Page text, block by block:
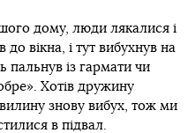
дому, люди лякалися і
вікна, і тут вибухнув на
пальнув із гармати чи
Хотів дружину
знову вибух, тож ми
в підвал.